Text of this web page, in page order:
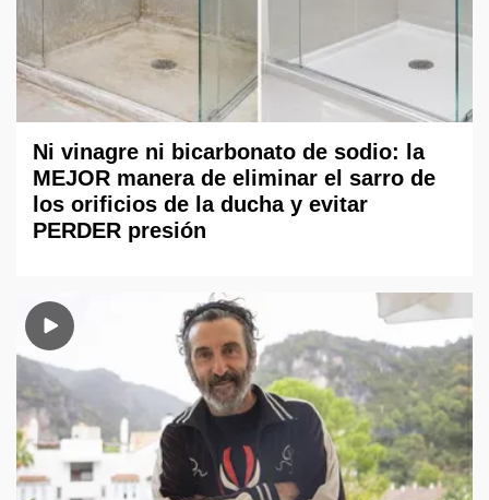
Ni vinagre ni bicarbonato de sodio: la
MEJOR manera de eliminar el sarro de
los orificios de la ducha y evitar
PERDER presión